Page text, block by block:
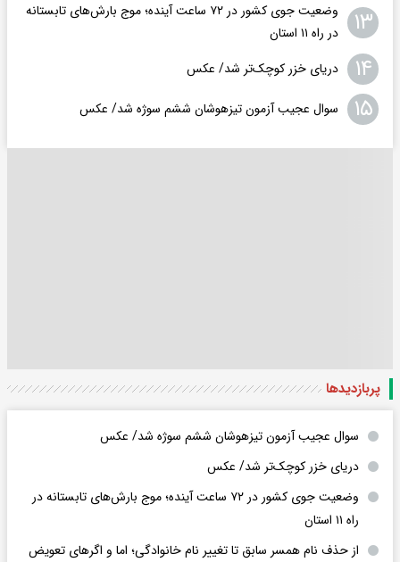
۱۳
وضعیت جوی کشور در ۷۲ ساعت آینده؛ موج بارش‌های تابستانه
در راه ۱۱ استان
۱۴ دریای خزر کوچک‌تر شد/ عکس
۱۵ سوال عجیب آزمون تیزهوشان ششم سوژه شد/ عکس
پربازدید‌ها
سوال عجیب آزمون تیزهوشان ششم سوژه شد/ عکس
دریای خزر کوچک‌تر شد/ عکس
وضعیت جوی کشور در ۷۲ ساعت آینده؛ موج بارش‌های تابستانه در
راه ۱۱ استان
از حذف نام همسر سابق تا تغییر نام خانوادگی؛ اما و اگرهای تعویض